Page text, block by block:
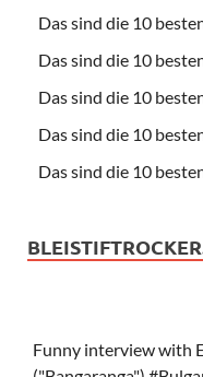
Das sind die 10
Das sind die 10
Das sind die 10
Das sind die 10
Das sind die 10
Funny interview with